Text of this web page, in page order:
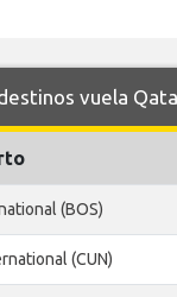
vuela
(BOS)
(CUN)